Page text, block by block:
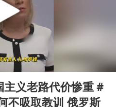
义老路代价惨重 #
不吸取教训 俄罗斯